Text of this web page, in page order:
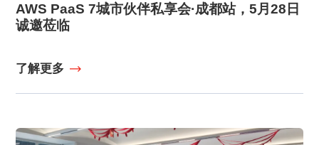
AWS PaaS 7城市伙伴私享会·成都站，5月28日
诚邀莅临
了解更多